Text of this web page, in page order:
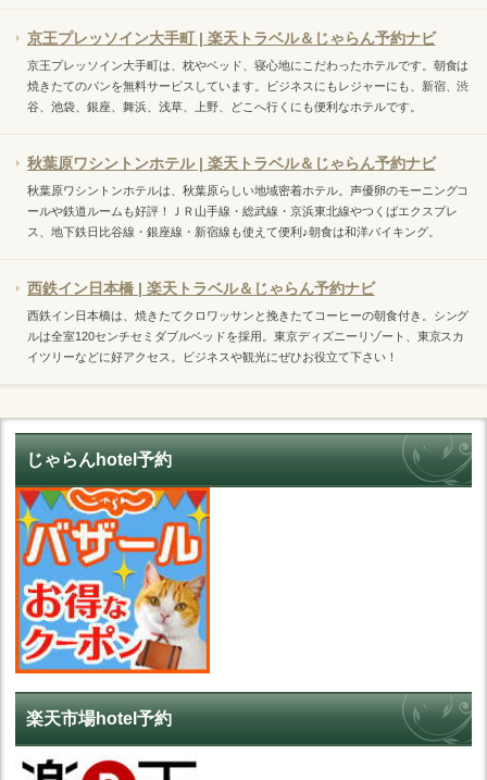
京王プレッソイン大手町 | 楽天トラベル＆じゃらん予約ナビ
京王プレッソイン大手町は、枕やベッド、寝心地にこだわったホテルです。朝食は
焼きたてのパンを無料サービスしています。ビジネスにもレジャーにも、新宿、渋
谷、池袋、銀座、舞浜、浅草、上野、どこへ行くにも便利なホテルです。
秋葉原ワシントンホテル | 楽天トラベル＆じゃらん予約ナビ
秋葉原ワシントンホテルは、秋葉原らしい地域密着ホテル。声優卵のモーニングコ
ールや鉄道ルームも好評！ＪＲ山手線・総武線・京浜東北線やつくばエクスプレ
ス、地下鉄日比谷線・銀座線・新宿線も使えて便利♪朝食は和洋バイキング。
西鉄イン日本橋 | 楽天トラベル＆じゃらん予約ナビ
西鉄イン日本橋は、焼きたてクロワッサンと挽きたてコーヒーの朝食付き。シング
ルは全室120センチセミダブルベッドを採用。東京ディズニーリゾート、東京スカ
イツリーなどに好アクセス。ビジネスや観光にぜひお役立て下さい！
じゃらんhotel予約
楽天市場hotel予約